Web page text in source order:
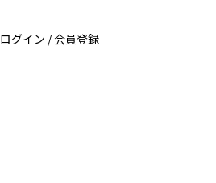
ログイン / 会員登録